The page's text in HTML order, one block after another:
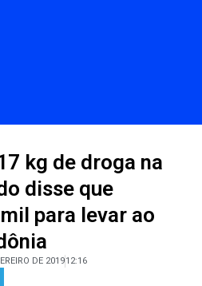
kg de droga na
disse que
para levar ao
DE 201912:16